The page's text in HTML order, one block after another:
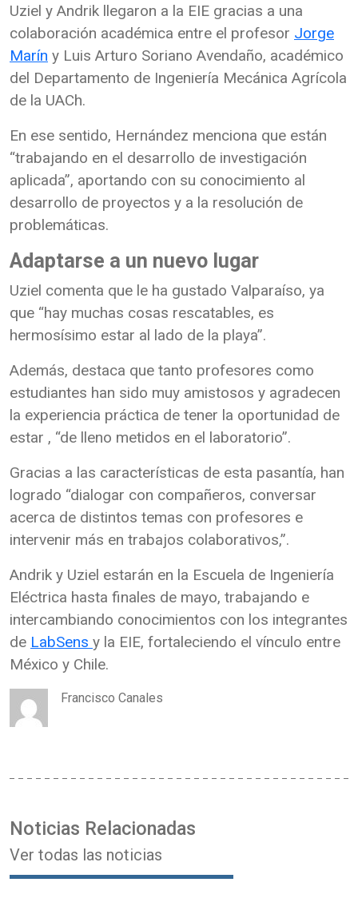
Uziel y Andrik llegaron a la EIE gracias a una
colaboración académica entre el profesor Jorge
Marín y Luis Arturo Soriano Avendaño, académico
del Departamento de Ingeniería Mecánica Agrícola
de la UACh.
En ese sentido, Hernández menciona que están
“trabajando en el desarrollo de investigación
aplicada”, aportando con su conocimiento al
desarrollo de proyectos y a la resolución de
problemáticas.
Adaptarse a un nuevo lugar
Uziel comenta que le ha gustado Valparaíso, ya
que “hay muchas cosas rescatables, es
hermosísimo estar al lado de la playa”.
Además, destaca que tanto profesores como
estudiantes han sido muy amistosos y agradecen
la experiencia práctica de tener la oportunidad de
estar , “de lleno metidos en el laboratorio”.
Gracias a las características de esta pasantía, han
logrado “dialogar con compañeros, conversar
acerca de distintos temas con profesores e
intervenir más en trabajos colaborativos,”.
Andrik y Uziel estarán en la Escuela de Ingeniería
Eléctrica hasta finales de mayo, trabajando e
intercambiando conocimientos con los integrantes
de LabSens y la EIE, fortaleciendo el vínculo entre
México y Chile.
Francisco Canales
Noticias Relacionadas
Ver todas las noticias